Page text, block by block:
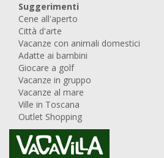
Suggerimenti
Cene all'aperto
Città d'arte
Vacanze con animali domestici
Adatte ai bambini
Giocare a golf
Vacanze in gruppo
Vacanze al mare
Ville in Toscana
Outlet Shopping